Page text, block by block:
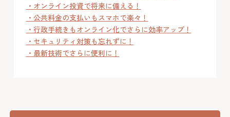
・オンライン投資で将来に備える！
・公共料金の支払いもスマホで楽々！
・行政手続きもオンライン化でさらに効率アップ！
・セキュリティ対策も忘れずに！
・最新技術でさらに便利に！